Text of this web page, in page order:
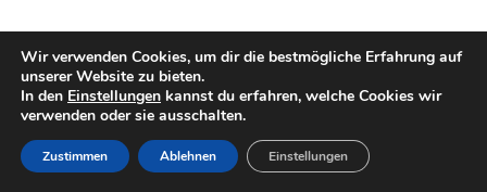
© Copyright 2016 -2026 | Verlag für Anzeigenblätter
GmbH | Mittelrheinstr. 2-4 | 56072 Koblenz
Wir verwenden Cookies, um dir die bestmögliche Erfahrung auf
unserer Website zu bieten.
In den Einstellungen kannst du erfahren, welche Cookies wir
verwenden oder sie ausschalten.
Zustimmen Ablehnen Einstellungen